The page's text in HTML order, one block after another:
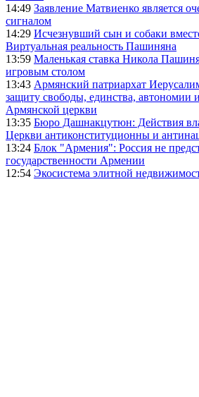
14:49 Заявление Матвиенко является
сигналом
14:29 Исчезнувший сын и собаки
Виртуальная реальность Пашиняна
13:59 Маленькая ставка Никола
игровым столом
13:43 Армянский патриархат
защиту свободы, единства, автономии
Армянской церкви
13:35 Бюро Дашнакцутюн: Действия
Церкви антиконституционны и
13:24 Блок "Армения": Россия не
государственности Армении
12:54 Экосистема элитной